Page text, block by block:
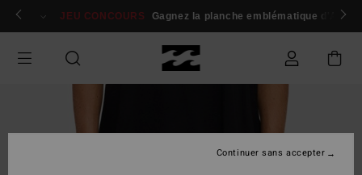
Passer
Se connecter / s'inscrire
JEU CONCOURS Gagnez la planche emblématique d'Andy
Continuer sans accepter